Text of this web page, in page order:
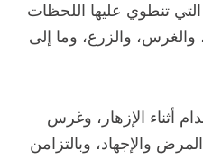
تنطوي عليها اللحظات
والغرس، والزرع، وما إلى
أثناء الإزهار، وغرس
والإجهاد، وبالتزامن